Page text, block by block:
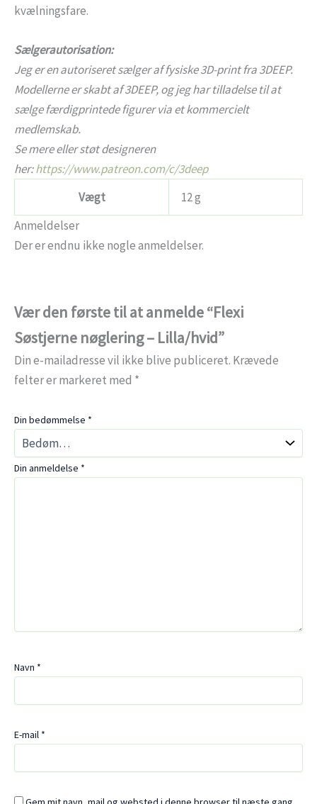
kvælningsfare.
Sælgerautorisation:
Jeg er en autoriseret sælger af fysiske 3D-print fra 3DEEP.
Modellerne er skabt af 3DEEP, og jeg har tilladelse til at
sælge færdigprintede figurer via et kommercielt
medlemskab.
Se mere eller støt designeren
her:https://www.patreon.com/c/3deep
Vægt
12 g
Anmeldelser
Der er endnu ikke nogle anmeldelser.
Vær den første til at anmelde “Flexi
Søstjerne nøglering – Lilla/hvid”
Din e-mailadresse vil ikke blive publiceret. Krævede
felter er markeret med *
Din bedømmelse *
Din anmeldelse *
Navn *
E-mail *